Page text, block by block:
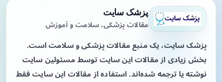
پزشک سایت
مقالات پزشکی، سلامت و آموزش
پزشک سایت، یک منبع مقالات پزشکی و سلامت است.
بخش زیادی از مقالات این سایت توسط مسئولین سایت
نوشته یا ترجمه شده‌اند. استفاده از مقالات این سایت فقط